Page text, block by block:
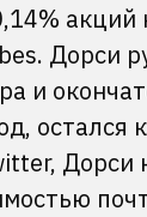
Дорси
и
Дорси